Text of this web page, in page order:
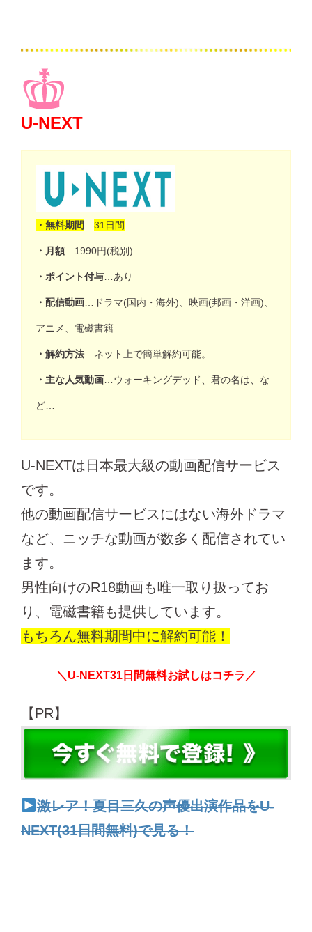
U-NEXT
・無料期間 31日間
・月額 …1990円(税別)
・ポイント付与 …あり
・配信動画 …ドラマ(国内・海外)、映画(邦画・洋画)、
アニメ、電磁書籍
・解約方法 …ネット上で簡単解約可能。
・主な人気動画 …ウォーキングデッド、君の名は、な
ど…
U-NEXTは日本最大級の動画配信サービス
です。
他の動画配信サービスにはない海外ドラマ
など、ニッチな動画が数多く配信されてい
ます。
男性向けのR18動画も唯一取り扱ってお
り、電磁書籍も提供しています。
もちろん無料期間中に解約可能！
＼U-NEXT31日間無料お試しはコチラ／
【PR】
激レア！夏目三久の声優出演作品をU-
NEXT(31日間無料)で見る！